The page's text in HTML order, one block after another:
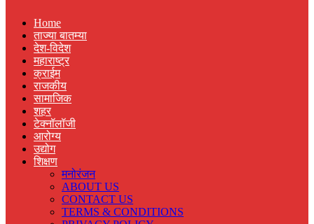
Home
ताज्या बातम्या
देश-विदेश
महाराष्ट्र
क्राईम
राजकीय
सामाजिक
शहर
टेक्नॉलॉजी
आरोग्य
उद्योग
शिक्षण
मनोरंजन
ABOUT US
CONTACT US
TERMS & CONDITIONS